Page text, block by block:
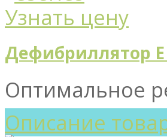
Узнать цену
Дефибриллятор
Оптимальное
Описание